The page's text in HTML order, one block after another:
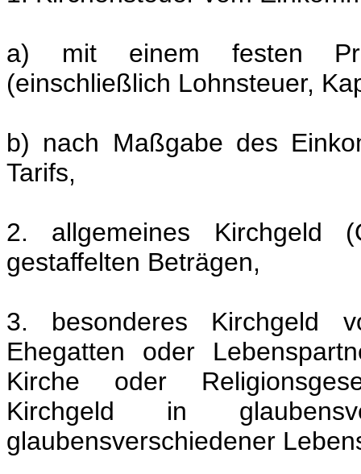
a) mit einem festen
(einschließlich Lohnsteuer,
b) nach Maßgabe des
Tarifs,
2. allgemeines Kirchgeld
gestaffelten Beträgen,
3. besonderes Kirchgeld
Ehegatten oder
Kirche oder
Kirchgeld in
glaubensverschiedener